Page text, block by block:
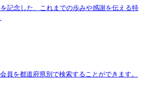
記念した、これまでの歩みや感謝を伝える特
員を都道府県別で検索することができます。